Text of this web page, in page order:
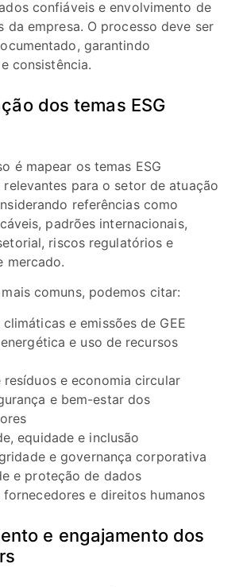
confiáveis e envolvimento de
da empresa. O processo deve ser
garantindo
consistência.
dos temas ESG
é mapear os temas ESG
para o setor de atuação
referências como
padrões internacionais,
riscos regulatórios e
mercado.
comuns, podemos citar:
climáticas e emissões de GEE
e uso de recursos
resíduos e economia circular
e bem-estar dos
equidade e inclusão
e governança corporativa
e proteção de dados
fornecedores e direitos humanos
e engajamento dos